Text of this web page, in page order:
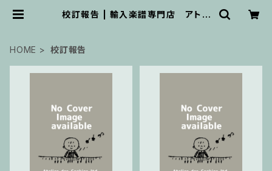
校訂報告 | 輸入楽譜専門店 アトリ
HOME 校訂報告